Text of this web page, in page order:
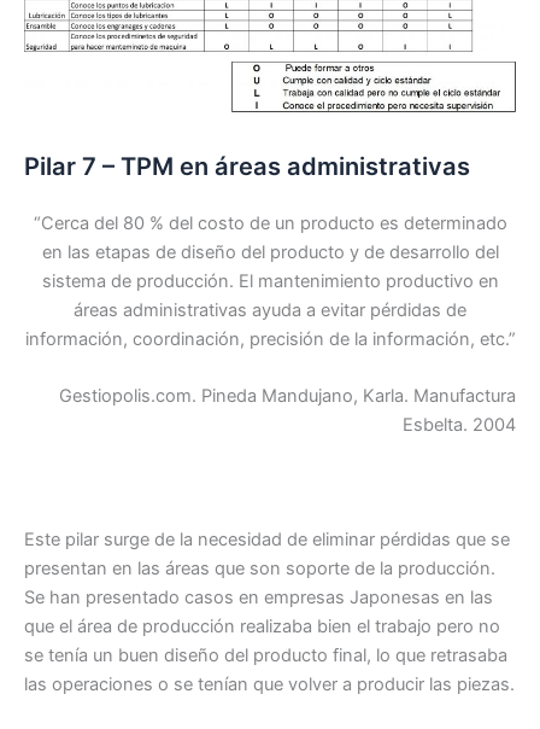
Pilar 7 – TPM en áreas administrativas
“Cerca del 80 % del costo de un producto es determinado
en las etapas de diseño del producto y de desarrollo del
sistema de producción. El mantenimiento productivo en
áreas administrativas ayuda a evitar pérdidas de
información, coordinación, precisión de la información, etc.”
Gestiopolis.com. Pineda Mandujano, Karla. Manufactura
Esbelta. 2004
Este pilar surge de la necesidad de eliminar pérdidas que se
presentan en las áreas que son soporte de la producción.
Se han presentado casos en empresas Japonesas en las
que el área de producción realizaba bien el trabajo pero no
se tenía un buen diseño del producto final, lo que retrasaba
las operaciones o se tenían que volver a producir las piezas.